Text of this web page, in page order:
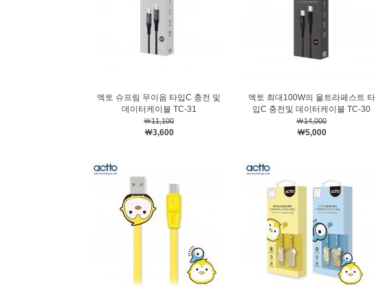
엑토 슈프림 무이음 타입C 충전 및
데이터케이블 TC-31
￦11,100
￦3,600
엑토 최대100W의 울트라페스트 타
입C 충전및 데이터케이블 TC-30
￦14,000
￦5,000